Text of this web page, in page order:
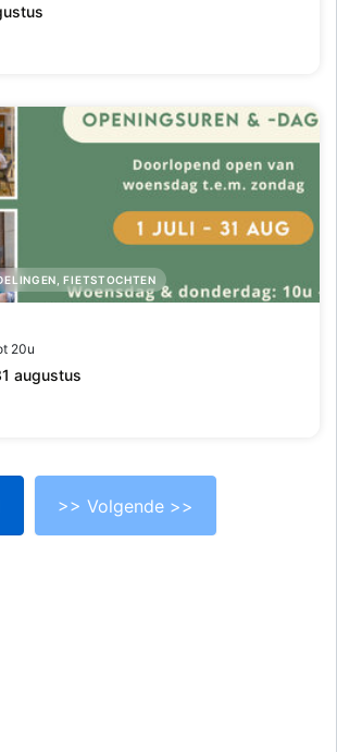
FIETSTOCHTEN
20u
augustus
>> Volgende >>